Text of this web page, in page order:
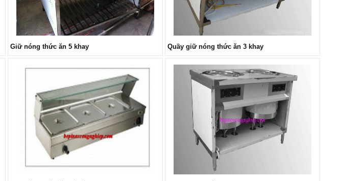
Giữ nóng thức ăn 5 khay Quầy giữ nóng thức ăn 3 khay